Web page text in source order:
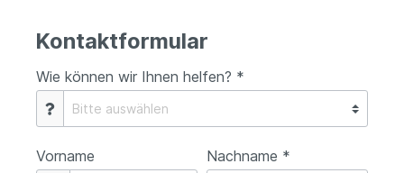
Kontaktformular
Wie können wir Ihnen helfen? *
Vorname Nachname *